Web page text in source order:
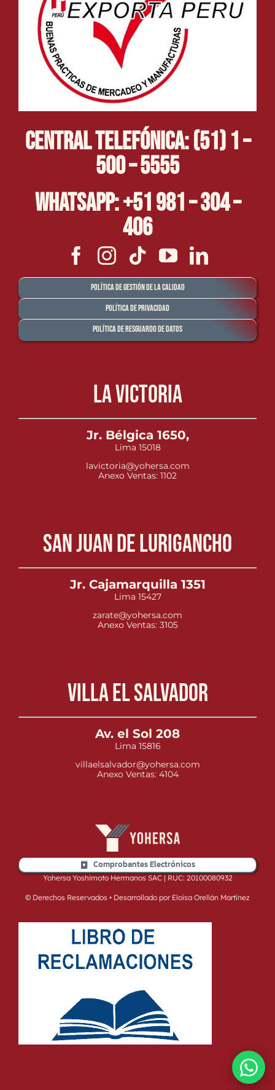
Central Telefónica: (51) 1 –
500 – 5555
Whatsapp: +51 981 – 304 –
406
Política de Gestión de la Calidad
Política de Privacidad
Política de Resguardo de Datos
La Victoria
Jr. Bélgica 1650,
Lima 15018
lavictoria@yohersa.com
Anexo Ventas: 1102
San Juan de Lurigancho
Jr. Cajamarquilla 1351
Lima 15427
zarate@yohersa.com
Anexo Ventas: 3105
Villa el Salvador
Av. el Sol 208
Lima 15816
villaelsalvador@yohersa.com
Anexo Ventas: 4104
Comprobantes Electrónicos
Yohersa Yoshimoto Hermanos SAC | RUC: 20100080932
© Derechos Reservados • Desarrollado por Eloisa Orellán Martínez